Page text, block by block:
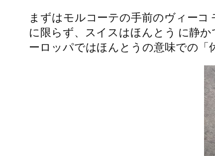
まずはモルコーテの手前のヴィー
に限らず、スイスはほんとう に静
ーロッパではほんとうの意味での「